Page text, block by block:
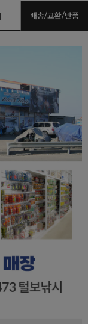
배송/교환/반품